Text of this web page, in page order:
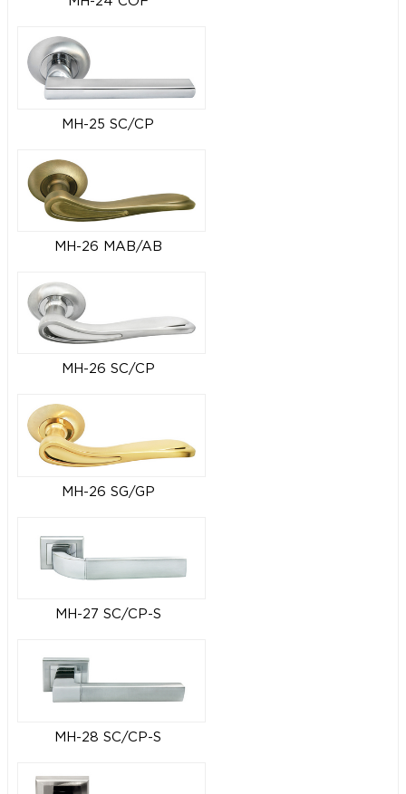
MH-25 SC/CP
MH-26 MAB/AB
MH-26 SC/CP
MH-26 SG/GP
MH-27 SC/CP-S
MH-28 SC/CP-S